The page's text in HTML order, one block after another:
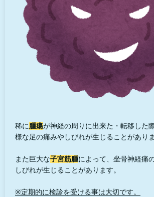
稀に腫瘍が神経の周りに出来た・転移した
様な足の痛みやしびれが生じることがありま
また巨大な子宮筋腫によって、坐骨神経痛
しびれが生じることがあります。
※定期的に検診を受ける事は大切です。